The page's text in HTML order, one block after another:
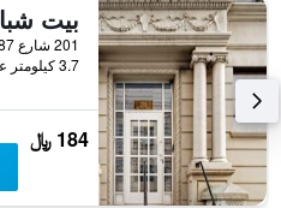
3.7 كيلومتر عن وسط المدينة
184 ﷼